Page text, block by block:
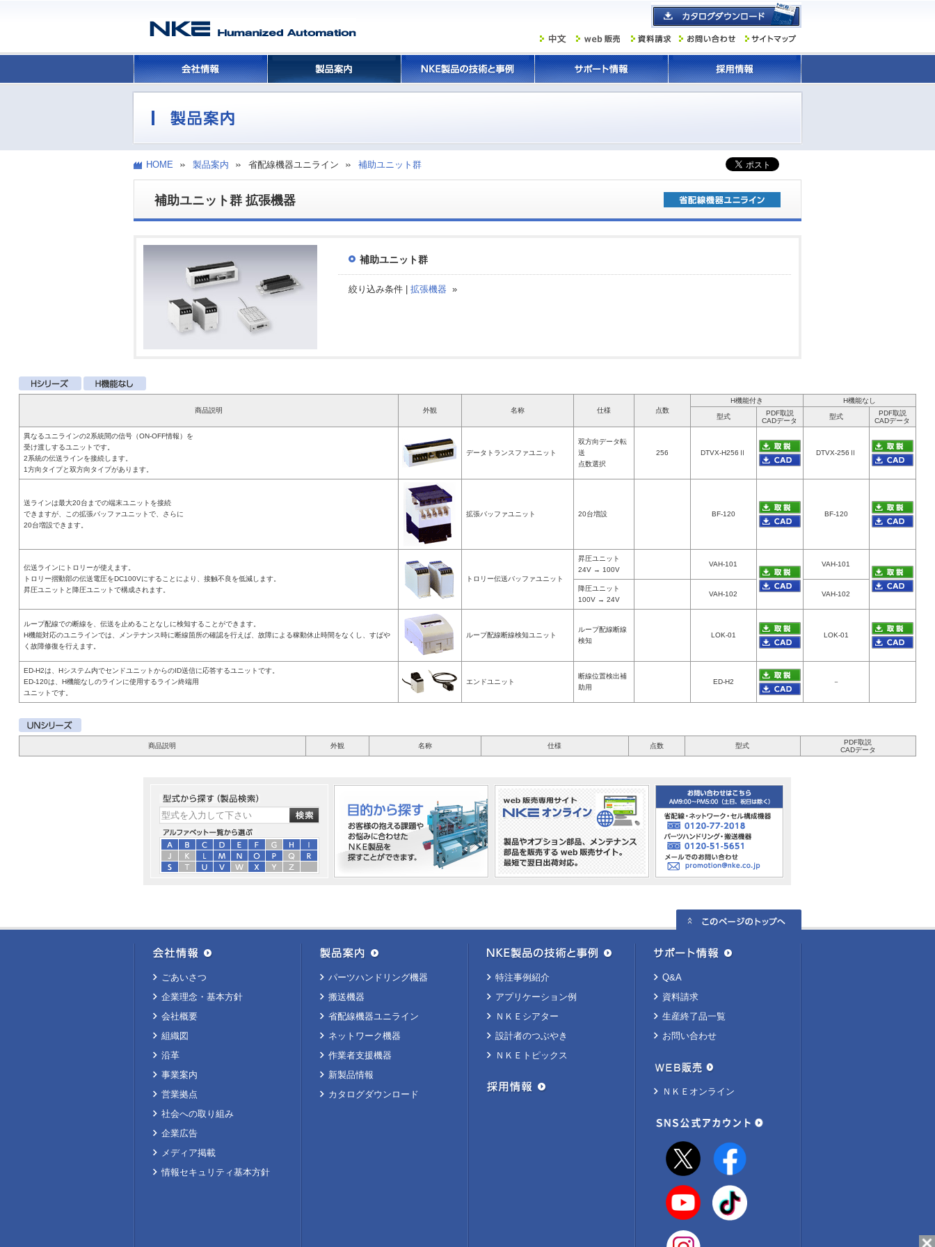
HOME 製品案内 省配線機器ユニライン 補助ユニット群
補助ユニット群 拡張機器
補助ユニット群
絞り込み条件 | 拡張機器 »
商品説明 外観 名称 仕様 点数
H機能付き H機能なし
型式
PDF取説
CADデータ
型式
PDF取説
CADデータ
異なるユニラインの2系統間の信号（ON-OFF情報）を
受け渡しするユニットです。
2系統の伝送ラインを接続します。
1方向タイプと双方向タイプがあります。
データトランスファユニット
双方向データ転
送
点数選択
256 DTVX-H256Ⅱ DTVX-256Ⅱ
送ラインは最大20台までの端末ユニットを接続
できますが、この拡張バッファユニットで、さらに
20台増設できます。
拡張バッファユニット 20台増設 BF-120 BF-120
伝送ラインにトロリーが使えます。
トロリー摺動部の伝送電圧をDC100Vにすることにより、接触不良を低減します。
昇圧ユニットと降圧ユニットで構成されます。
トロリー伝送バッファユニット
昇圧ユニット
24V → 100V
VAH-101 VAH-101
降圧ユニット
100V → 24V
VAH-102 VAH-102
ループ配線での断線を、伝送を止めることなしに検知することができます。
H機能対応のユニラインでは、メンテナンス時に断線箇所の確認を行えば、故障による稼動休止時間をなくし、すばや
く故障修復を行えます。
ループ配線断線検知ユニット
ループ配線断線
検知
LOK-01 LOK-01
ED-H2は、Hシステム内でセンドユニットからのID送信に応答するユニットです。
ED-120は、H機能なしのラインに使用するライン終端用
ユニットです。
エンドユニット
断線位置検出補
助用
ED-H2 －
商品説明 外観 名称 仕様 点数 型式
PDF取説
CADデータ
ごあいさつ
企業理念・基本方針
会社概要
組織図
沿革
事業案内
営業拠点
社会への取り組み
企業広告
メディア掲載
情報セキュリティ基本方針
パーツハンドリング機器
搬送機器
省配線機器ユニライン
ネットワーク機器
作業者支援機器
新製品情報
カタログダウンロード
特注事例紹介
アプリケーション例
ＮＫＥシアター
設計者のつぶやき
ＮＫＥトピックス
Q&A
資料請求
生産終了品一覧
お問い合わせ
ＮＫＥオンライン